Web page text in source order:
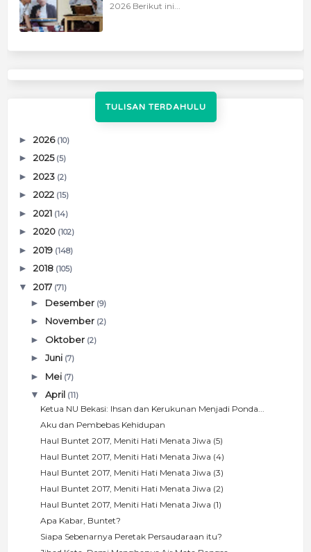
2026 Berikut ini...
TULISAN TERDAHULU
► 2026 (10)
► 2025 (5)
► 2023 (2)
► 2022 (15)
► 2021 (14)
► 2020 (102)
► 2019 (148)
► 2018 (105)
▼ 2017 (71)
► Desember (9)
► November (2)
► Oktober (2)
► Juni (7)
► Mei (7)
▼ April (11)
Ketua NU Bekasi: Ihsan dan Kerukunan Menjadi Ponda...
Aku dan Pembebas Kehidupan
Haul Buntet 2017, Meniti Hati Menata Jiwa (5)
Haul Buntet 2017, Meniti Hati Menata Jiwa (4)
Haul Buntet 2017, Meniti Hati Menata Jiwa (3)
Haul Buntet 2017, Meniti Hati Menata Jiwa (2)
Haul Buntet 2017, Meniti Hati Menata Jiwa (1)
Apa Kabar, Buntet?
Siapa Sebenarnya Peretak Persaudaraan itu?